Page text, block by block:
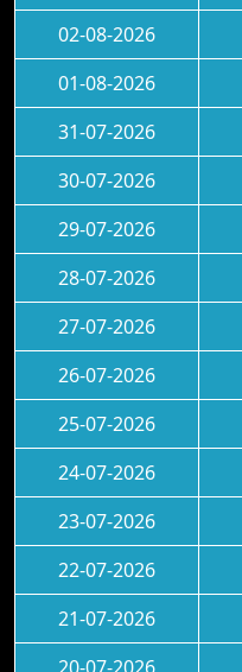
02-08-2026
01-08-2026
31-07-2026
30-07-2026
29-07-2026
28-07-2026
27-07-2026
26-07-2026
25-07-2026
24-07-2026
23-07-2026
22-07-2026
21-07-2026